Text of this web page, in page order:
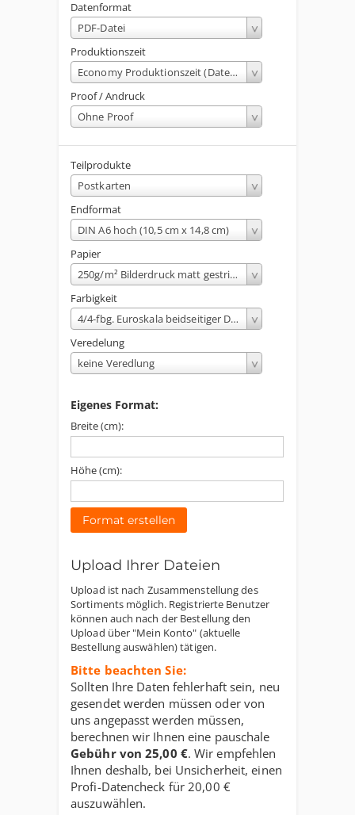
Datenformat
PDF-Datei
Produktionszeit
Economy Produktionszeit (Dateneingang bis 13:00 Uhr)
Proof / Andruck
Ohne Proof
Teilprodukte
Postkarten
Endformat
DIN A6 hoch (10,5 cm x 14,8 cm)
Papier
250g/m² Bilderdruck matt gestrichen
Farbigkeit
4/4-fbg. Euroskala beidseitiger Druck
Veredelung
keine Veredlung
Eigenes Format:
Breite (cm):
Höhe (cm):
Format erstellen
Upload Ihrer Dateien
Upload ist nach Zusammenstellung des
Sortiments möglich. Registrierte Benutzer
können auch nach der Bestellung den
Upload über "Mein Konto" (aktuelle
Bestellung auswählen) tätigen.
Bitte beachten Sie:
Sollten Ihre Daten fehlerhaft sein, neu
gesendet werden müssen oder von
uns angepasst werden müssen,
berechnen wir Ihnen eine pauschale
Gebühr von25,00 €. Wir empfehlen
Ihnen deshalb, bei Unsicherheit, einen
Profi-Datencheck für 20,00 €
auszuwählen.